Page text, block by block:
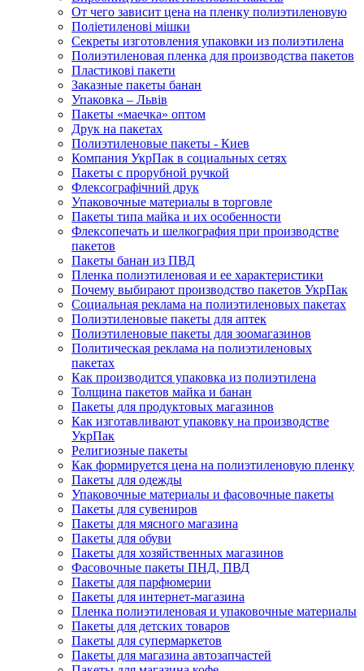
От чего зависит цена на пленку полиэтиленовую
Поліетиленові мішки
Секреты изготовления упаковки из полиэтилена
Полиэтиленовая пленка для производства пакетов
Пластикові пакети
Заказные пакеты банан
Упаковка – Львів
Пакеты «маечка» оптом
Друк на пакетах
Полиэтиленовые пакеты - Киев
Компания УкрПак в социальных сетях
Пакеты с прорубной ручкой
Флексографічний друк
Упаковочные материалы в торговле
Пакеты типа майка и их особенности
Флексопечать и шелкография при производстве
пакетов
Пакеты банан из ПВД
Пленка полиэтиленовая и ее характеристики
Почему выбирают производство пакетов УкрПак
Социальная реклама на полиэтиленовых пакетах
Полиэтиленовые пакеты для аптек
Полиэтиленовые пакеты для зоомагазинов
Политическая реклама на полиэтиленовых
пакетах
Как производится упаковка из полиэтилена
Толщина пакетов майка и банан
Пакеты для продуктовых магазинов
Как изготавливают упаковку на производстве
УкрПак
Религиозные пакеты
Как формируется цена на полиэтиленовую пленку
Пакеты для одежды
Упаковочные материалы и фасовочные пакеты
Пакеты для сувениров
Пакеты для мясного магазина
Пакеты для обуви
Пакеты для хозяйственных магазинов
Фасовочные пакеты ПНД, ПВД
Пакеты для парфюмерии
Пакеты для интернет-магазина
Пленка полиэтиленовая и упаковочные материалы
Пакеты для детских товаров
Пакеты для супермаркетов
Пакеты для магазина автозапчастей